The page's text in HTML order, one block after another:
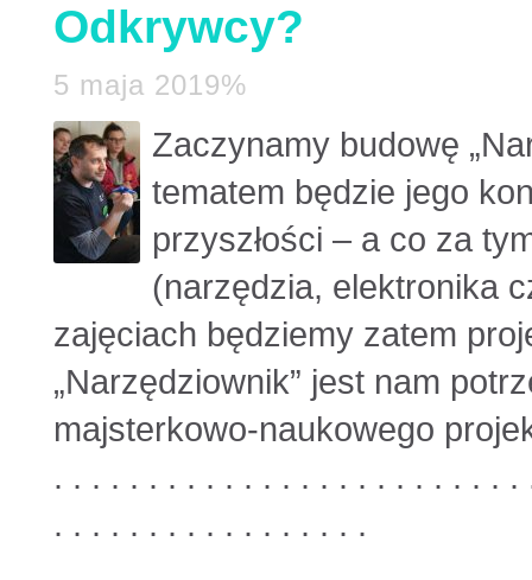
Odkrywcy?
5 maja 2019%
Zaczynamy budowę
tematem będzie jego
przyszłości – a co za
(narzędzia, elektronika
zajęciach będziemy zatem
„Narzędziownik” jest nam
majsterkowo-naukowego
. . . . . . . . . . . . . . . . . . . . . . . .
. . . . . . . . . . . . . . . . .